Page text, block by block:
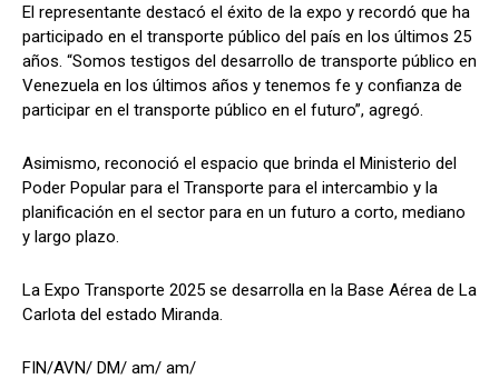
El representante destacó el éxito de la expo y recordó que ha
participado en el transporte público del país en los últimos 25
años. “Somos testigos del desarrollo de transporte público en
Venezuela en los últimos años y tenemos fe y confianza de
participar en el transporte público en el futuro”, agregó.
Asimismo, reconoció el espacio que brinda el Ministerio del
Poder Popular para el Transporte para el intercambio y la
planificación en el sector para en un futuro a corto, mediano
y largo plazo.
La Expo Transporte 2025 se desarrolla en la Base Aérea de La
Carlota del estado Miranda.
FIN/AVN/ DM/ am/ am/